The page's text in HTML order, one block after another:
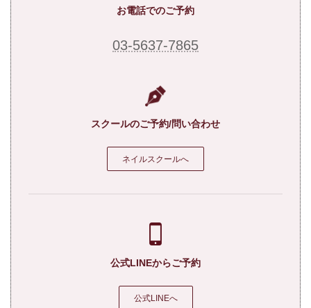
お電話でのご予約
03-5637-7865
スクールのご予約/問い合わせ
ネイルスクールへ
公式LINEからご予約
公式LINEへ